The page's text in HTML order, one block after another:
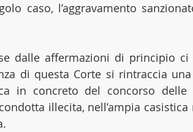
caso, l’aggravamento
dalle affermazioni di principio
di questa Corte si rintraccia
in concreto del concorso delle
illecita, nell’ampia